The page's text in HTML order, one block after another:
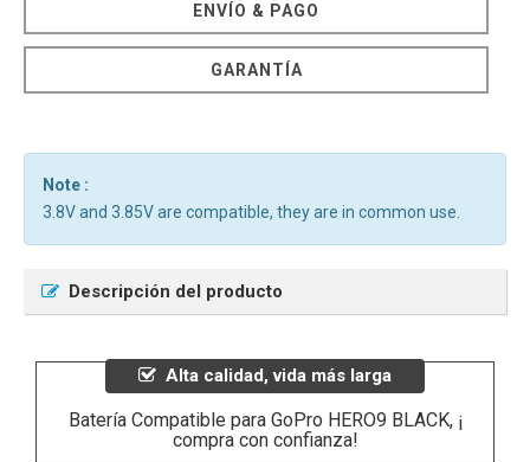
ENVÍO & PAGO
GARANTÍA
Note :
3.8V and 3.85V are compatible, they are in common use.
Descripción del producto
Alta calidad, vida más larga
Batería Compatible para GoPro HERO9 BLACK, ¡
compra con confianza!